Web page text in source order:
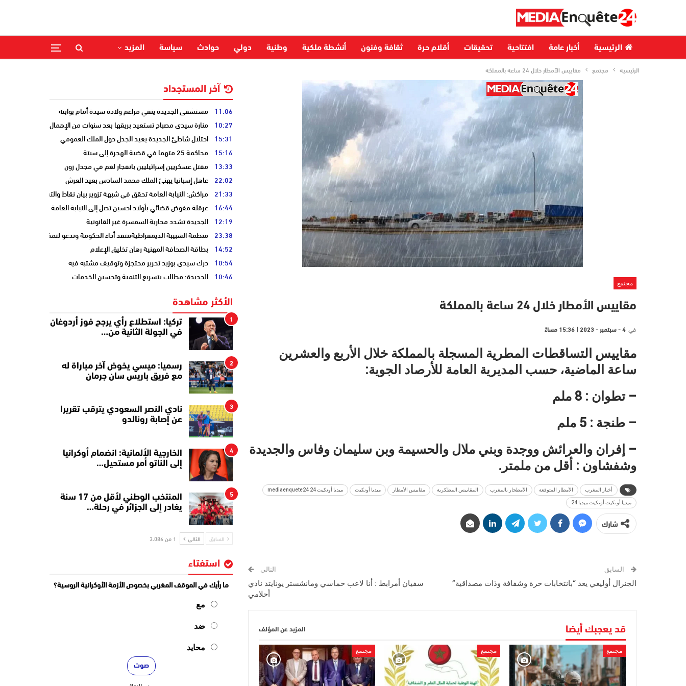
الرئيسية أخبار عامة افتتاحية تحقيقات أقلام حرة ثقافة وفنون أنشطة ملكية وطنية دولي حوادث سياسة المزيد
الرئيسية مجتمع مقاييس الأمطار خلال 24 ساعة بالمملكة
مجتمع
مقاييس الأمطار خلال 24 ساعة بالمملكة
في 4 - سبتمبر - 2023 | 15:36 مساءً
مقاييس التساقطات المطرية المسجلة بالمملكة خلال الأربع والعشرين
ساعة الماضية، حسب المديرية العامة للأرصاد الجوية:
– تطوان : 8 ملم
– طنجة : 5 ملم
– إفران والعرائش ووجدة وبني ملال والحسيمة وبن سليمان وفاس والجديدة
وشفشاون : أقل من ملمتر.
أخبار المغرب الأمطار المتوقعة الأمطجار بالمغرب المقاييس المطكرية مقاييس الأمطار ميديا أونكيت ميديا أونكيت 24 mediaenquete24
ميديا أونكيت أونكيت ميديا 24
شارك
السابق
الجنرال أوليغي يعد “بانتخابات حرة وشفافة وذات مصداقية”
التالي
سفيان أمرابط : أنا لاعب حماسي ومانشستر يونايتد نادي
أحلامي
قد يعجبك أيضا المزيد عن المؤلف
مجتمع مجتمع مجتمع
آخر المستجداد
11:06 مستشفى الجديدة ينفي مزاعم ولادة سيدة أمام بوابته
10:27 منارة سيدي مصباح تستعيد بريقها بعد سنوات من الإهمال
15:31 احتلال شاطئ الجديدة يعيد الجدل حول الملك العمومي
15:16 محاكمة 25 متهما في قضية الهجرة إلى سبتة
13:33 مقتل عسكريين إسرائيليين بانفجار لغم في مجدل زون
22:02 عاهل إسبانيا يهنئ الملك محمد السادس بعيد العرش
21:33 مراكش: النيابة العامة تحقق في شبهة تزوير بيان نقاط والتشهير بطالب
16:44 عرقلة مفوض قضائي بأولاد احسين تصل إلى النيابة العامة
12:19 الجديدة تشدد محاربة السمسرة غير القانونية
23:38 منظمة الشبيبة الديمقراطيةتنتقد أداء الحكومة وتدعو لتمكين الشباب
14:52 بطاقة الصحافة المهنية رهان تخليق الإعلام
10:54 درك سيدي بوزيد تحرير محتجزة وتوقيف مشتبه فيه
10:46 الجديدة: مطالب بتسريع التنمية وتحسين الخدمات
الأكثر مشاهدة
1
تركيا: استطلاع رأي يرجح فوز أردوغان
في الجولة الثانية من…
2
رسميا: ميسي يخوض آخر مباراة له
مع فريق باريس سان جرمان
3
نادي النصر السعودي يترقب تقريرا
عن إصابة رونالدو
4
الخارجية الألمانية: انضمام أوكرانيا
إلى الناتو أمر مستحيل…
5
المنتخب الوطني لأقل من 17 سنة
يغادر إلى الجزائر في رحلة…
السابق التالي 1 من 3٬086
استفتاء
ما رأيك في الموقف المغربي بخصوص الأزمة الأوكرانية الروسية؟
مع
ضد
محايد